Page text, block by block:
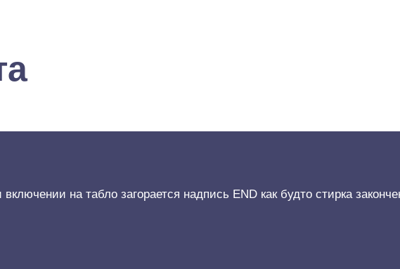
на табло загорается надпись END как будто стирка